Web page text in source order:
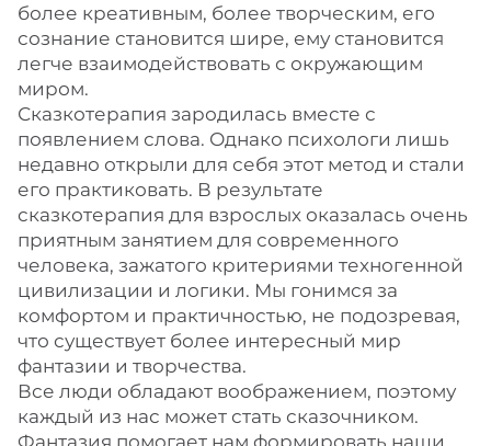
более креативным, более творческим, его
сознание становится шире, ему становится
легче взаимодействовать с окружающим
миром.
Сказкотерапия зародилась вместе с
появлением слова. Однако психологи лишь
недавно открыли для себя этот метод и стали
его практиковать. В результате
сказкотерапия для взрослых оказалась очень
приятным занятием для современного
человека, зажатого критериями техногенной
цивилизации и логики. Мы гонимся за
комфортом и практичностью, не подозревая,
что существует более интересный мир
фантазии и творчества.
Все люди обладают воображением, поэтому
каждый из нас может стать сказочником.
Фантазия помогает нам формировать наши